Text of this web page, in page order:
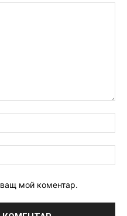
мой коментар.